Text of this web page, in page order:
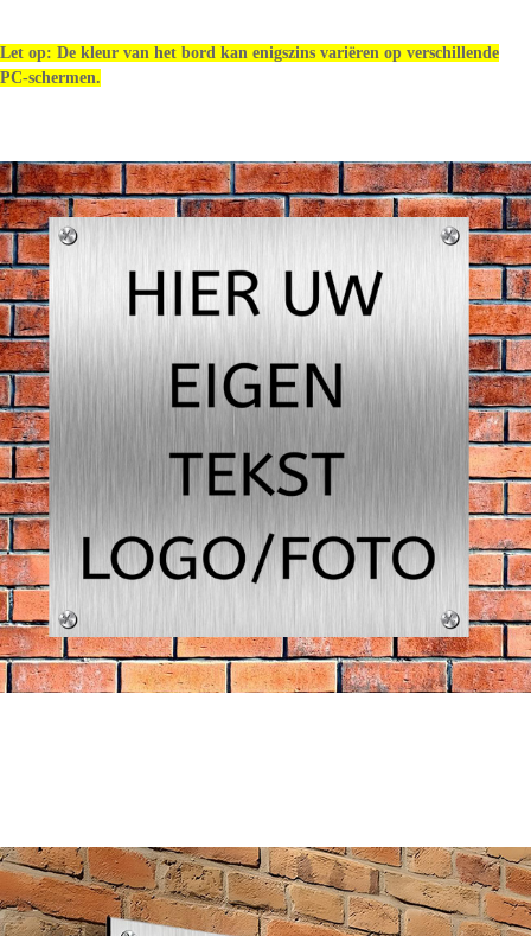
Let op: De kleur van het bord kan enigszins variëren op verschillende
PC-schermen.